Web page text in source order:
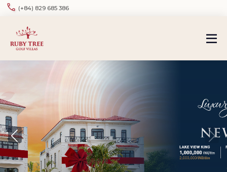
(+84) 829 685 386